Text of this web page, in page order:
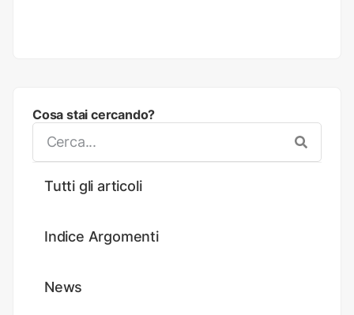
Cosa stai cercando?
Tutti gli articoli
Indice Argomenti
News